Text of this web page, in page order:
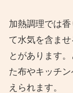
加熱調理では
て水気を含ま
とがあります
た布やキッチ
えられます。